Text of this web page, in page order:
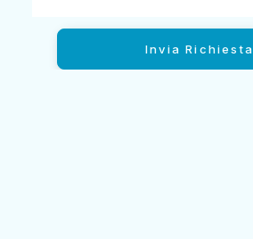
Invia Richiesta